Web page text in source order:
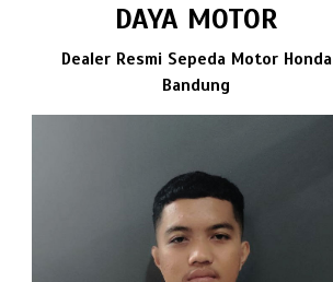
DAYA MOTOR
Dealer Resmi Sepeda Motor Honda
Bandung